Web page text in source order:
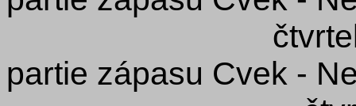
čtvrtek
partie zápasu Cvek -